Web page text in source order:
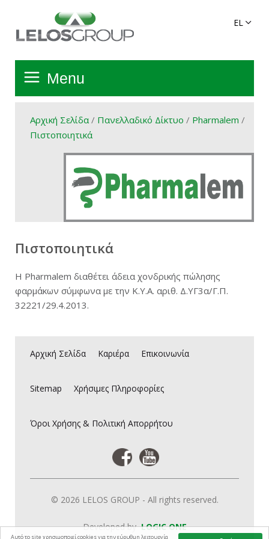
Αυτό το site χρησιμοποιεί cookies για την εύρυθμη λειτουργία
Menu
Αρχική Σελίδα
Όμιλος
Υπηρεσίες
Πανελλαδικό Δίκτυο
Προϊόντα Ομίλου
Νέα
Αρχική Σελίδα/ Πανελλαδικό Δίκτυο / Pharmalem /
Πιστοποιητικά
Πιστοποιητικά
Η Pharmalem διαθέτει άδεια χονδρικής πώλησης
φαρμάκων σύμφωνα με την Κ.Υ.Α. αριθ. Δ.ΥΓ3α/Γ.Π.
32221/29.4.2013.
Αρχική Σελίδα Καριέρα Επικοινωνία
Sitemap Χρήσιμες Πληροφορίες
Όροι Χρήσης & Πολιτική Απορρήτου
© 2026 LELOS GROUP - All rights reserved.
Developed byLOGIC ONE